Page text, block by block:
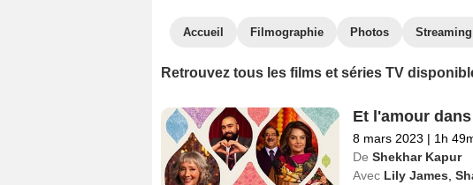
Accueil Filmographie Photos Streaming
Retrouvez tous les films et séries TV
Et l'amour
8 mars 2023 | 1h
De Shekhar Kapur
Avec Lily James